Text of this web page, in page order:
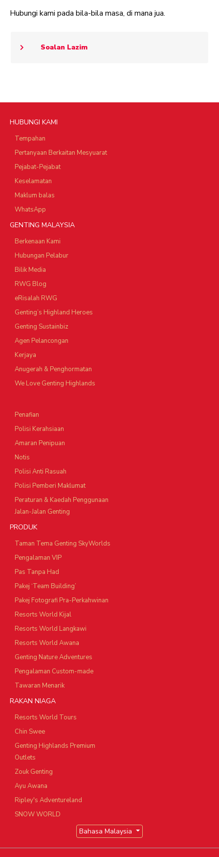
Hubungi kami pada bila-bila masa, di mana jua.
Soalan Lazim
HUBUNGI KAMI
Tempahan
Pertanyaan Berkaitan Mesyuarat
Pejabat-Pejabat
Keselamatan
Maklum balas
WhatsApp
GENTING MALAYSIA
Berkenaan Kami
Hubungan Pelabur
Bilik Media
RWG Blog
eRisalah RWG
Genting’s Highland Heroes
Genting Sustainbiz
Agen Pelancongan
Kerjaya
Anugerah & Penghormatan
We Love Genting Highlands
Penafian
Polisi Kerahsiaan
Amaran Penipuan
Notis
Polisi Anti Rasuah
Polisi Pemberi Maklumat
Peraturan & Kaedah Penggunaan
Jalan-Jalan Genting
PRODUK
Taman Tema Genting SkyWorlds
Pengalaman VIP
Pas Tanpa Had
Pakej ‘Team Building’
Pakej Fotografi Pra-Perkahwinan
Resorts World Kijal
Resorts World Langkawi
Resorts World Awana
Genting Nature Adventures
Pengalaman Custom-made
Tawaran Menarik
RAKAN NIAGA
Resorts World Tours
Chin Swee
Genting Highlands Premium
Outlets
Zouk Genting
Ayu Awana
Ripley's Adventureland
SNOW WORLD
Bahasa Malaysia